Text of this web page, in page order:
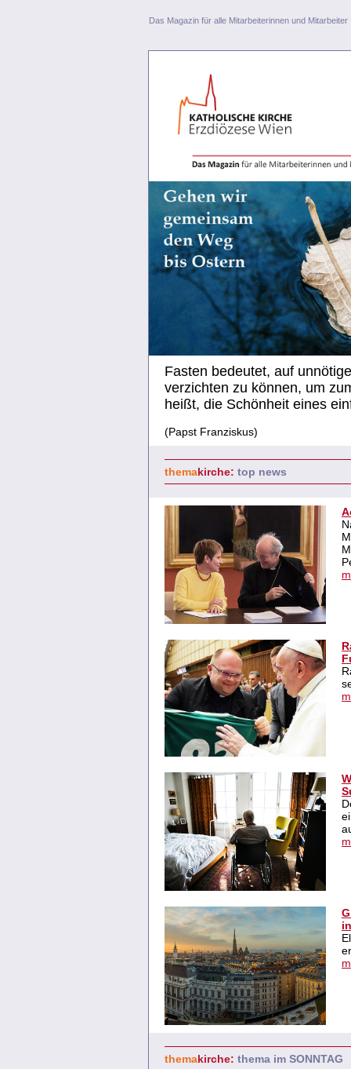
Das Magazin für alle Mitarbeiterinnen und Mitarbeiter
Fasten bedeutet, auf
verzichten zu können, um
heißt, die Schönheit eines
(Papst Franziskus)
themakirche: top news
themakirche: thema im SONNTAG